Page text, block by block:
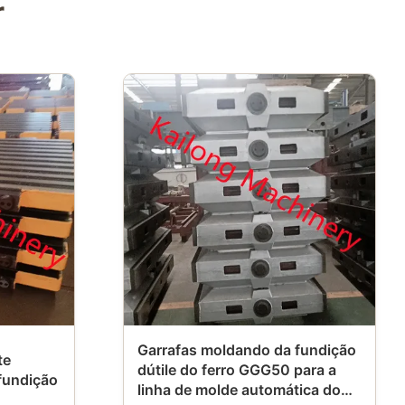
Garrafas moldando da fundição
dútile do ferro GGG50 para a
linha de molde automática do